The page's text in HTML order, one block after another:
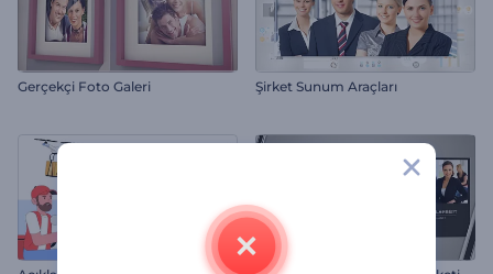
Gerçekçi Foto Galeri Şirket Sunum Araçları